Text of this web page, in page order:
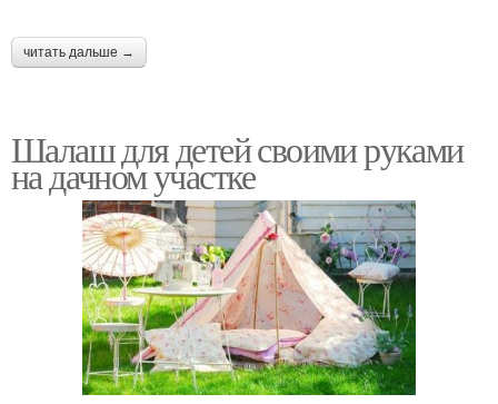
читать дальше →
Шалаш для детей своими руками
на дачном участке